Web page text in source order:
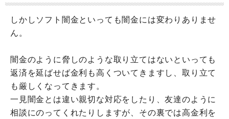
しかしソフト闇金といっても闇金には変わりありませ
ん。
闇金のように脅しのような取り立てはないといっても
返済を延ばせば金利も高くついてきますし、取り立て
も厳しくなってきます。
一見闇金とは違い親切な対応をしたり、友達のように
相談にのってくれたりしますが、その裏では高金利を